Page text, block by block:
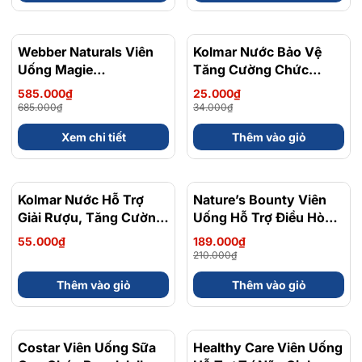
- 15%
Webber Naturals Viên
Uống Magie
Magnesium
Bisglycinate 200mg -
Chính Ngạch Canada,
Xuất VAT
585.000₫
685.000₫
Xem chi tiết
- 26%
Kolmar Nước Bảo Vệ
Tăng Cường Chức
Năng Dạ Dày Condition
Curcumin Fast 100ml
25.000₫
34.000₫
Thêm vào giỏ
Kolmar Nước Hỗ Trợ
Giải Rượu, Tăng Cường
Chức Năng Gan
Condition
55.000₫
Thêm vào giỏ
- 10%
Nature’s Bounty Viên
Uống Hỗ Trợ Điều Hòa
Giấc Ngủ Melatonin
5mg 60 Viên - Nhập
Khẩu Chính Ngạch Mỹ
189.000₫
210.000₫
Thêm vào giỏ
- 11%
Costar Viên Uống Sữa
- 27%
Healthy Care Viên Uống